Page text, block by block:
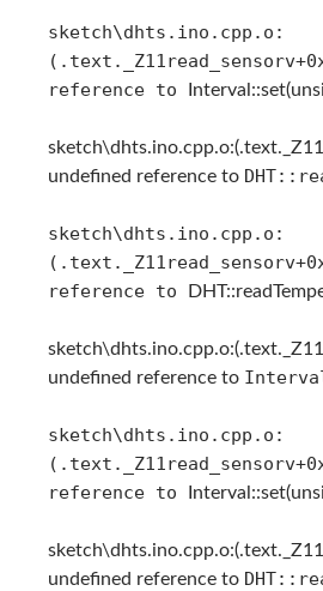
sketch\dhts.ino.cpp.o:
reference to
undefined reference to
sketch\dhts.ino.cpp.o:
reference to
undefined reference to
sketch\dhts.ino.cpp.o:
reference to
undefined reference to